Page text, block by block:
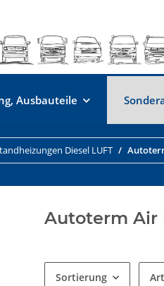
Ausbauteile
Diesel LUFT
Autoterm Air
Sortierung